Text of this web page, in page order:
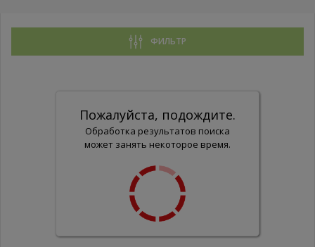
ФИЛЬТР
Пожалуйста, подождите.
Обработка результатов поиска
может занять некоторое время.